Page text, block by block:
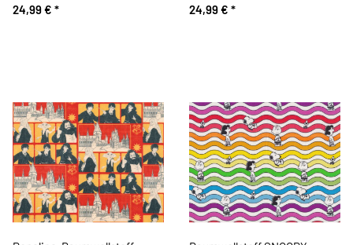
24,99 € *
24,99 € *